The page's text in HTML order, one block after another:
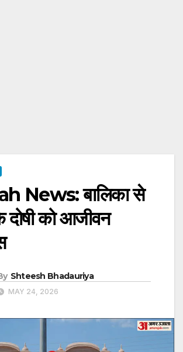
News: बालिका से
दोषी को आजीवन
Shteesh Bhadauriya
MAY 24, 2026